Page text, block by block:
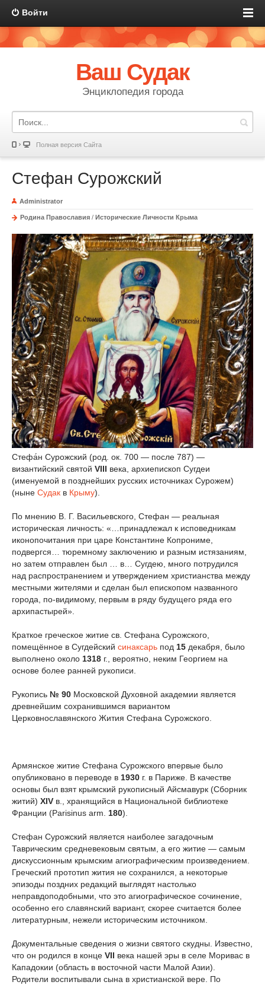
Войти
Ваш Судак
Энциклопедия города
Полная версия Сайта
Стефан Сурожский
Administrator
Родина Православия / Исторические Личности Крыма
Стефа́н Сурожский (род. ок. 700 — после 787) —
византийский святой VIII века, архиепископ Сугдеи
(именуемой в позднейших русских источниках Сурожем)
(ныне Судак в Крыму).
По мнению В. Г. Васильевского, Стефан — реальная
историческая личность: «…принадлежал к исповедникам
иконопочитания при царе Константине Копрониме,
подвергся… тюремному заключению и разным истязаниям,
но затем отправлен был … в… Сугдею, много потрудился
над распространением и утверждением христианства между
местными жителями и сделан был епископом названного
города, по-видимому, первым в ряду будущего ряда его
архипастырей».
Краткое греческое житие св. Стефана Сурожского,
помещённое в Сугдейский синаксарь под 15 декабря, было
выполнено около 1318 г., вероятно, неким Георгием на
основе более ранней рукописи.
Рукопись № 90 Московской Духовной академии является
древнейшим сохранившимся вариантом
Церковнославянского Жития Стефана Сурожского.
Армянское житие Стефана Сурожского впервые было
опубликовано в переводе в 1930 г. в Париже. В качестве
основы был взят крымский рукописный Айсмавурк (Сборник
житий) XIV в., хранящийся в Национальной библиотеке
Франции (Раrisinus arm. 180).
Стефан Сурожский является наиболее загадочным
Таврическим средневековым святым, а его житие — самым
дискуссионным крымским агиографическим произведением.
Греческий прототип жития не сохранился, а некоторые
эпизоды поздних редакций выглядят настолько
неправдоподобными, что это агиографическое сочинение,
особенно его славянский вариант, скорее считается более
литературным, нежели историческим источником.
Документальные сведения о жизни святого скудны. Известно,
что он родился в конце VII века нашей эры в селе Моривас в
Кападокии (область в восточной части Малой Азии).
Родители воспитывали сына в христианской вере. По